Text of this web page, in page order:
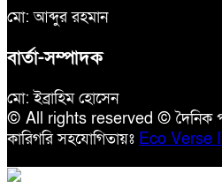
মো: আব্দুর রহমান
বার্তা-সম্পাদক
মো: ইব্রাহিম হোসেন
© All rights reserved © দৈনিক
কারিগরি সহযোগিতায়ঃ Eco Verse